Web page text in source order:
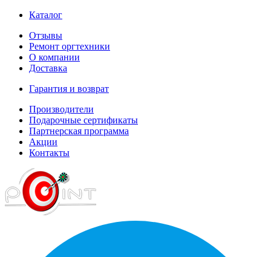
Каталог
Отзывы
Ремонт оргтехники
О компании
Доставка
Гарантия и возврат
Производители
Подарочные сертификаты
Партнерская программа
Акции
Контакты